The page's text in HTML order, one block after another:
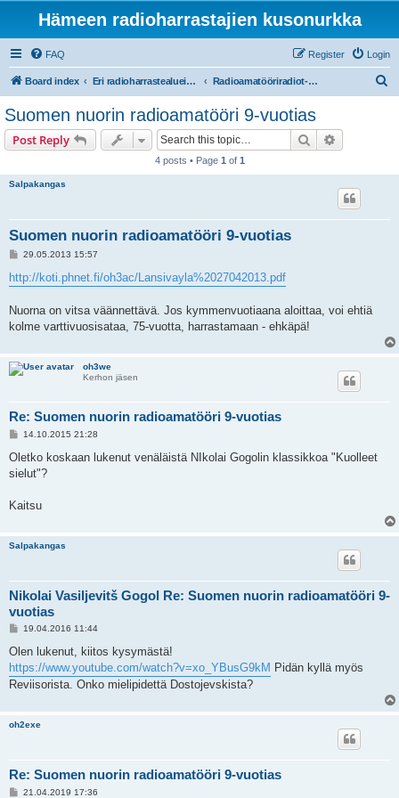
Hämeen radioharrastajien kusonurkka
FAQ Login
Register
Board index Eri radioharrastealueiden mukaiset osastot Radioamatööriradiot- ja taajuudet
Suomen nuorin radioamatööri 9-vuotias
Post Reply Search
4 posts • Page 1 of 1
Salpakangas
Suomen nuorin radioamatööri 9-vuotias
P
s
t
29.05.2013 15:57
http://koti.phnet.fi/oh3ac/Lansivayla%2027042013.pdf
Nuorna on vitsa väännettävä. Jos kymmenvuotiaana aloittaa, voi ehtiä
kolme varttivuosisataa, 75-vuotta, harrastamaan - ehkäpä!
oh3we
Kerhon jäsen
Re: Suomen nuorin radioamatööri 9-vuotias
P
s
14.10.2015 21:28
Oletko koskaan lukenut venäläistä NIkolai Gogolin klassikkoa "Kuolleet
sielut"?
Kaitsu
Salpakangas
Nikolai Vasiljevitš Gogol Re: Suomen nuorin radioamatööri 9-
vuotias
P
s
19.04.2016 11:44
Olen lukenut, kiitos kysymästä!
https://www.youtube.com/watch?v=xo_YBusG9kM Pidän kyllä myös
Reviisorista. Onko mielipidettä Dostojevskista?
oh2exe
Re: Suomen nuorin radioamatööri 9-vuotias
P21.04.2019 17:36